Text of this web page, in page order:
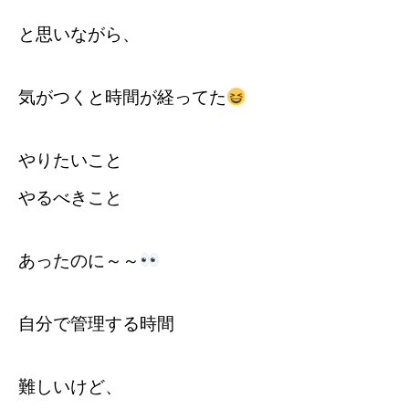
と思いながら、
気がつくと時間が経ってた
やりたいこと
やるべきこと
あったのに～～
自分で管理する時間
難しいけど、